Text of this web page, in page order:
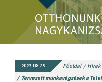
2023.08.23 Főoldal
Hírek
Tervezett munkavégzések a